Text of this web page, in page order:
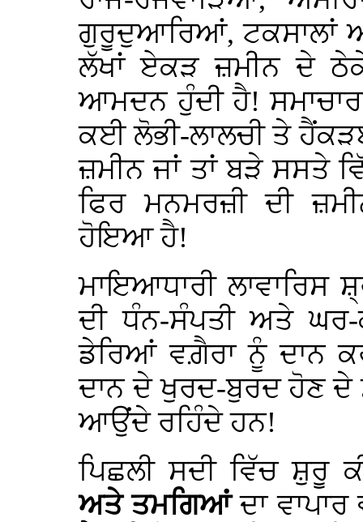
ਗੁਰੂਦੁਆਰਿਆਂ, ਟਕਸਾਲਾਂ
ਲੱਖਾਂ ਏਕੜ ਜ਼ਮੀਨ ਦੇ
ਆਮਦਨ ਹੁੰਦੀ ਹੈ!
ਕਈ ਲੋਭੀ-ਲਾਲਚੀ ਤੇ
ਜ਼ਮੀਨ ਜਾਂ ਤਾਂ ਬੜੇ
ਫਿਰ ਮਨਮਰਜ਼ੀ ਦੀ
ਹੋਇਆ ਹੈ!
ਮਾਇਆਧਾਰੀ ਲਾਵਾਰਿਸ
ਦੀ ਧੰਨ-ਸੰਪਤੀ ਅਤੇ
ਡੇਰਿਆਂ ਵਗ਼ੈਰਾ ਨੂੰ ਦਾਨ
ਦਾਨ ਦੇ ਖੁਰਦ-ਬੁਰਦ ਹੋਣ
ਆਉਂਦੇ ਰਹਿੰਦੇ ਹਨ!
ਪਿਛਲੀ ਸਦੀ ਵਿੱਚ ਸ਼ੁਰੂ
ਅਤੇ ਤਮਗਿਆਂਦਾ ਵਾਪਾਰ